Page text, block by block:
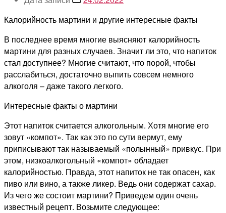
Калорийность мартини и другие интересные факты
В последнее время многие выясняют калорийность
мартини для разных случаев. Значит ли это, что напиток
стал доступнее? Многие считают, что порой, чтобы
расслабиться, достаточно выпить совсем немного
алкоголя – даже такого легкого.
Интересные факты о мартини
Этот напиток считается алкогольным. Хотя многие его
зовут «компот». Так как это по сути вермут, ему
приписывают так называемый «полынный» привкус. При
этом, низкоалкогольный «компот» обладает
калорийностью. Правда, этот напиток не так опасен, как
пиво или вино, а также ликер. Ведь они содержат сахар.
Из чего же состоит мартини? Приведем один очень
известный рецепт. Возьмите следующее: